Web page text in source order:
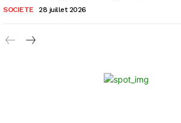
SOCIETE 28 juillet 2026